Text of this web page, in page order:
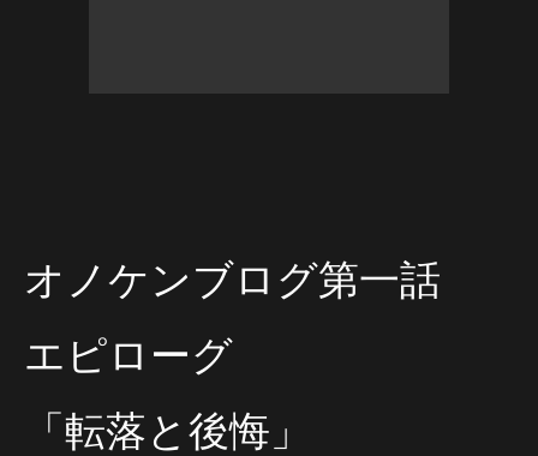
オノケンブログ第一話
エピローグ
「転落と後悔」